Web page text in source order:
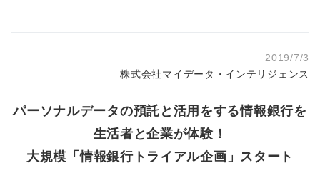
2019/7/3
株式会社マイデータ・インテリジェンス
パーソナルデータの預託と活用をする情報銀行を
生活者と企業が体験！
大規模「情報銀行トライアル企画」スタート